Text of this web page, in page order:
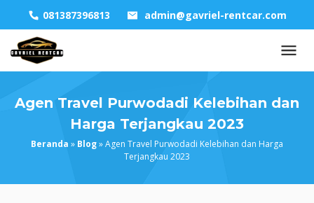
content
081387396813 admin@gavriel-rentcar.com
Agen Travel Purwodadi Kelebihan dan
Harga Terjangkau 2023
Beranda » Blog»Agen Travel Purwodadi Kelebihan dan Harga
Terjangkau 2023